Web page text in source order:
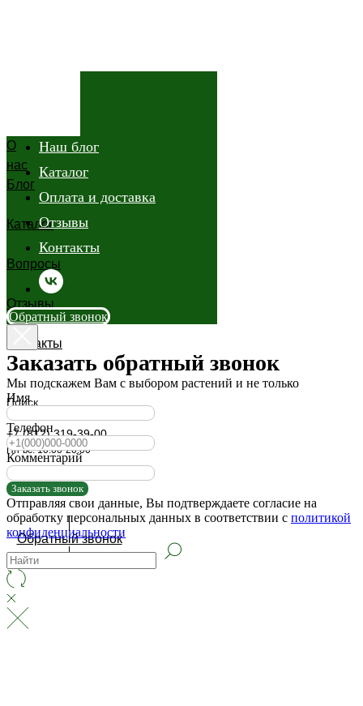
О
нас
Блог
Каталог
Вопросы
Отзывы
Контакты
Поиск
+7 (812) 319-39-00
Пн-вс: 10:00-20:00
Обратный звонок
Наш блог
Каталог
Оплата и доставка
Отзывы
Контакты
Обратный звонок
Заказать обратный звонок
Мы подскажем Вам с выбором растений и не только
Имя
Телефон
Комментарий
Заказать звонок
Отправляя свои данные, Вы подтверждаете согласие на
обработку персональных данных в соответствии с политикой
конфиденциальности